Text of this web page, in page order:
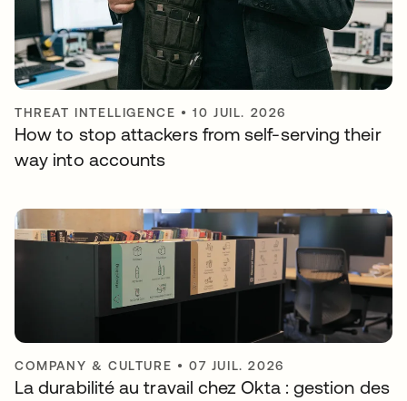
THREAT INTELLIGENCE •10 JUIL. 2026
How to stop attackers from self-serving their
way into accounts
COMPANY & CULTURE •07 JUIL. 2026
La durabilité au travail chez Okta : gestion des